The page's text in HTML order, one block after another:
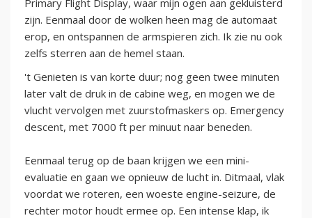
zijn. Eenmaal door de wolken heen mag de automaat
erop, en ontspannen de armspieren zich. Ik zie nu ook
zelfs sterren aan de hemel staan.
't Genieten is van korte duur; nog geen twee minuten
later valt de druk in de cabine weg, en mogen we de
vlucht vervolgen met zuurstofmaskers op. Emergency
descent, met 7000 ft per minuut naar beneden.
Eenmaal terug op de baan krijgen we een mini-
evaluatie en gaan we opnieuw de lucht in. Ditmaal, vlak
voordat we roteren, een woeste engine-seizure, de
rechter motor houdt ermee op. Een intense klap, ik